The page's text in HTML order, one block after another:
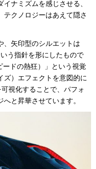
ナミズムを感じさせる、
クノロジーはあえて隠さ
矢印型のシルエットは
う指針を形にしたもので
ドの熱狂）」という視覚
ズ）エフェクトを意図的に
視化することで、パフォ
と昇華させています。